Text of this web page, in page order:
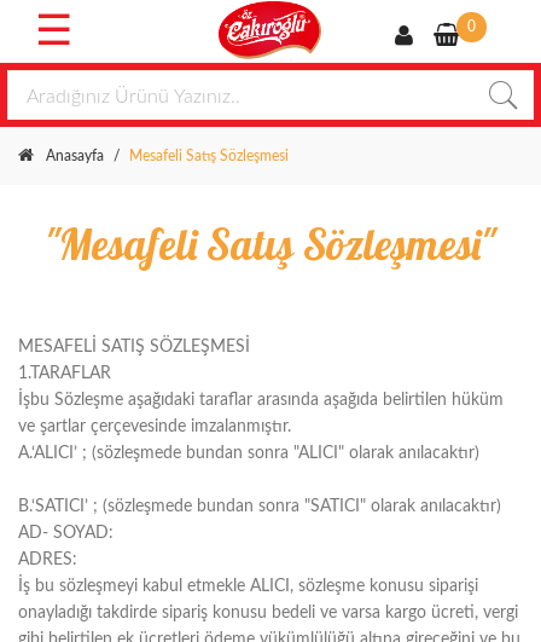
Öz
Çakıroğlu
Helva
Gaziantep
Kuru
Meyve
Özel
Hediyelik
Pastalar
Tahin
&
Pekmez
Reçel
&
Çokolax
☰ 0
Anasayfa / Mesafeli Satış Sözleşmesi
"Mesafeli Satış Sözleşmesi"
MESAFELİ SATIŞ SÖZLEŞMESİ
1.TARAFLAR
İşbu Sözleşme aşağıdaki taraflar arasında aşağıda belirtilen hüküm
ve şartlar çerçevesinde imzalanmıştır.
A.‘ALICI’ ; (sözleşmede bundan sonra "ALICI" olarak anılacaktır)
B.‘SATICI’ ; (sözleşmede bundan sonra "SATICI" olarak anılacaktır)
AD- SOYAD:
ADRES:
İş bu sözleşmeyi kabul etmekle ALICI, sözleşme konusu siparişi
onayladığı takdirde sipariş konusu bedeli ve varsa kargo ücreti, vergi